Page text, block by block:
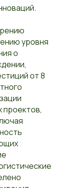
уровня
о
от 8
проектов,